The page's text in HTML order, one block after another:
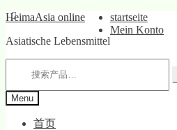
Skip
navigation
Skip
content
HeimaAsia online
Asiatische Lebensmittel
startseite
Mein Konto
Menu
首页